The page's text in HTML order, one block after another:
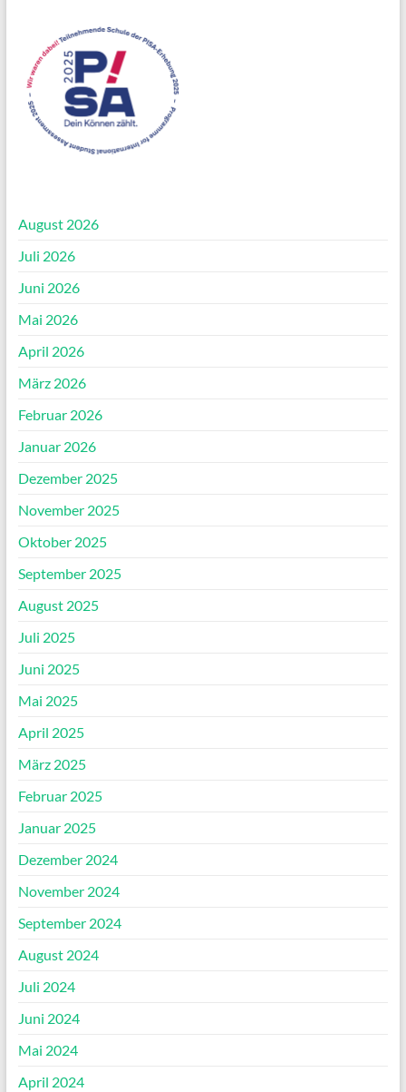
August 2026
Juli 2026
Juni 2026
Mai 2026
April 2026
März 2026
Februar 2026
Januar 2026
Dezember 2025
November 2025
Oktober 2025
September 2025
August 2025
Juli 2025
Juni 2025
Mai 2025
April 2025
März 2025
Februar 2025
Januar 2025
Dezember 2024
November 2024
September 2024
August 2024
Juli 2024
Juni 2024
Mai 2024
April 2024